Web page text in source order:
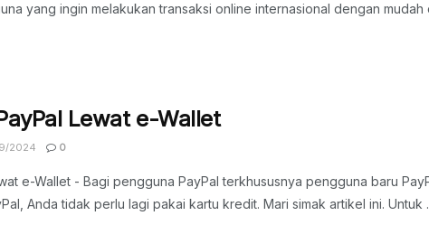
yang ingin melakukan transaksi online internasional dengan mudah
Lewat e-Wallet
2024 0
e-Wallet - Bagi pengguna PayPal terkhususnya pengguna baru
Anda tidak perlu lagi pakai kartu kredit. Mari simak artikel ini. Untuk